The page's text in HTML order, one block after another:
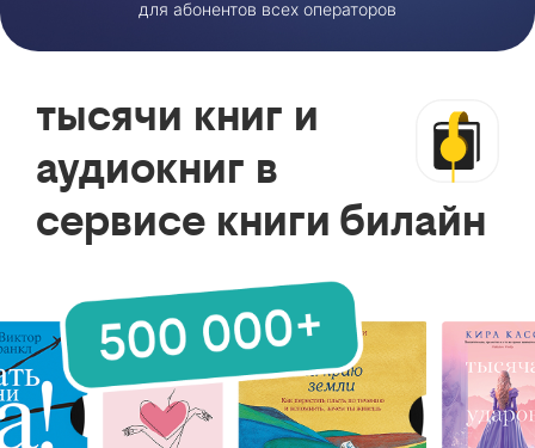
для абонентов всех операторов
тысячи книг и
аудиокниг в
сервисе книги билайн